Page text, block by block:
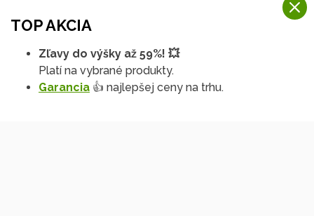
Reklamácia
TOP AKCIA
Zľavy do výšky až 59%! 💥
Platí na vybrané produkty.
Garancia 👍 najlepšej ceny na trhu.
Viac informácií
Na našich webových stránkach používame niekoľko kategórií
Rozumiem